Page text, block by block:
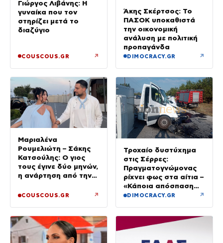
Γιώργος Λιβάνης: Η
γυναίκα που τον
στηρίζει μετά το
διαζύγιο
COUSCOUS.GR ↗
Άκης Σκέρτσος: Το
ΠΑΣΟΚ υποκαθιστά
την οικονομική
ανάλυση με πολιτική
προπαγάνδα
DIMOCRACY.GR ↗
Μαριαλένα
Ρουμελιώτη – Σάκης
Κατσούλης: Ο γιος
τους έγινε δύο μηνών,
η ανάρτηση από την
COUSCOUS.GR ↗
Τροχαίο δυστύχημα
στις Σέρρες:
Πραγματογνώμονας
ρίχνει φως στα αίτια –
«Κάποια απόσπαση
προσοχής, ίσως
DIMOCRACY.GR ↗